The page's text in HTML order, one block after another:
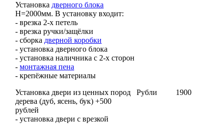
Установка дверного блока
Н=2000мм. В установку входит:
- врезка 2-х петель
- врезка ручки/защёлки
- сборка дверной коробки
- установка дверного блока
- установка наличника с 2-х сторон
- монтажная пена
- крепёжные материалы
Установка двери из ценных пород
дерева (дуб, ясень, бук) +500
рублей
- установка двери с врезкой
Рубли 1900